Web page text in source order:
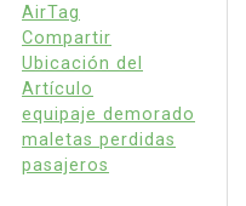
AirTag
Compartir
Ubicación del
Artículo
equipaje demorado
maletas perdidas
pasajeros